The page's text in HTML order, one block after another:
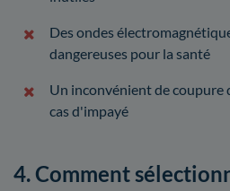
Des ondes
dangereuses pour la santé
Un inconvénient de coupure
cas d'impayé
4. Comment